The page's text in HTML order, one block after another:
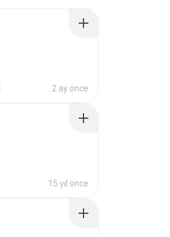
2 ay önce
15 yıl önce